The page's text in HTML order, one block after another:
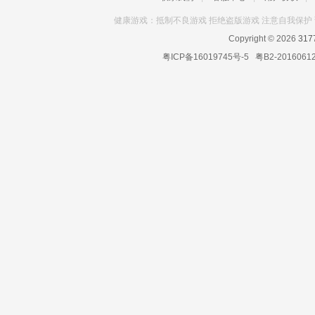
健康游戏：抵制不良游戏 拒绝盗版游戏 注意自我保
Copyright © 2026
粤ICP备16019745号-5 粤B2-